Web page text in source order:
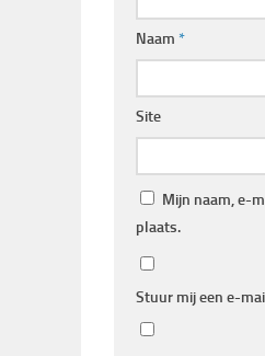
Naam *
Site
Mijn naam, e-
plaats.
Stuur mij een e-